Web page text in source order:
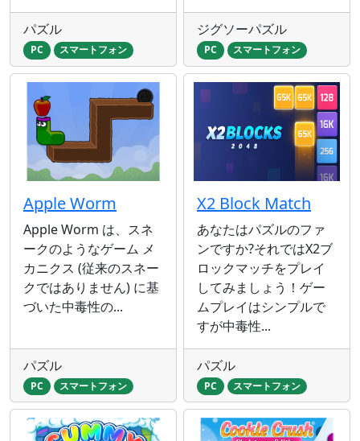
パズル
PC スマートフォン
ジグソーパズル
PC スマートフォン
Apple Worm
Apple Worm は、スネ
ークのようなゲーム メ
カニクス (従来のスネー
クではありません) に基
づいた中毒性の...
パズル
PC スマートフォン
X2 Block Match
あなたはパズルのファ
ンですか?それではX2ブ
ロックマッチをプレイ
してみましょう！ゲー
ムプレイはシンプルで
すが中毒性...
パズル
PC スマートフォン